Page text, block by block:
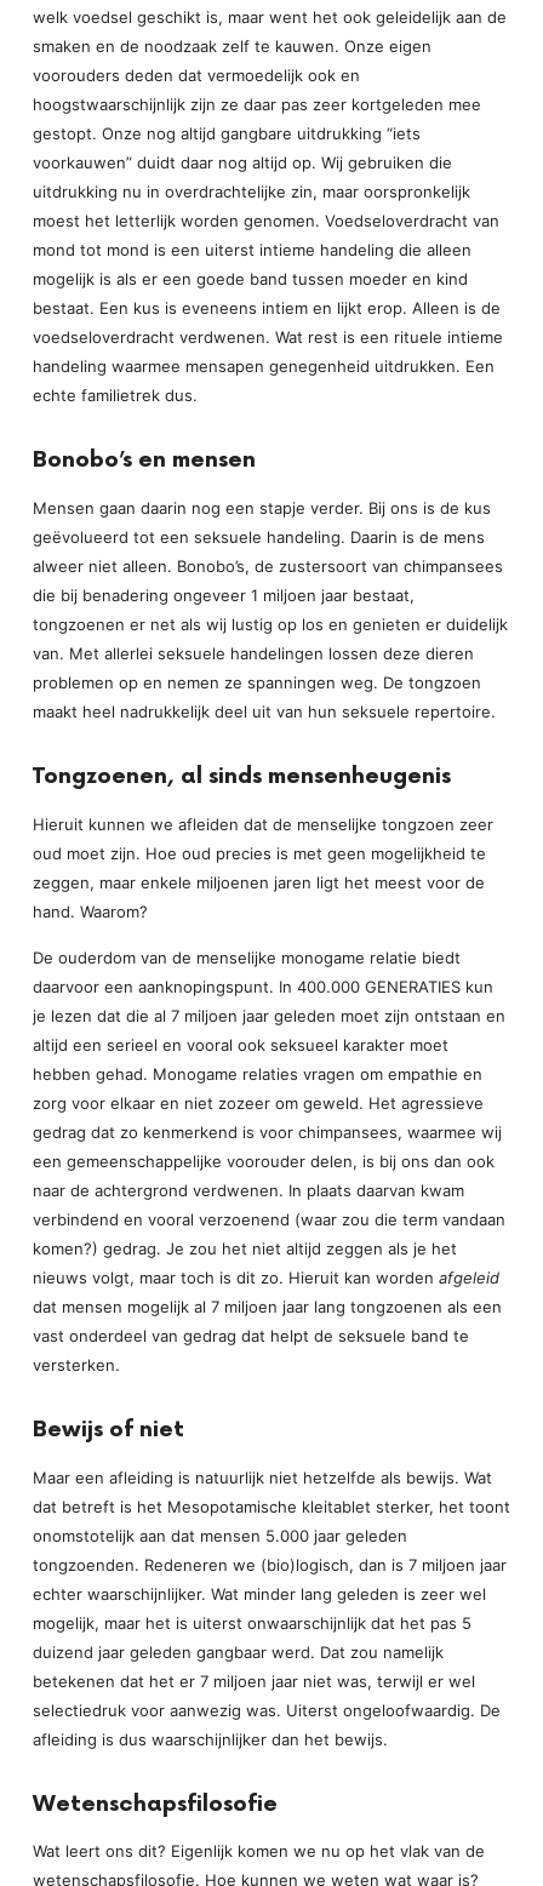
welk voedsel geschikt is, maar went het ook geleidelijk aan de
smaken en de noodzaak zelf te kauwen. Onze eigen
voorouders deden dat vermoedelijk ook en
hoogstwaarschijnlijk zijn ze daar pas zeer kortgeleden mee
gestopt. Onze nog altijd gangbare uitdrukking “iets
voorkauwen” duidt daar nog altijd op. Wij gebruiken die
uitdrukking nu in overdrachtelijke zin, maar oorspronkelijk
moest het letterlijk worden genomen. Voedseloverdracht van
mond tot mond is een uiterst intieme handeling die alleen
mogelijk is als er een goede band tussen moeder en kind
bestaat. Een kus is eveneens intiem en lijkt erop. Alleen is de
voedseloverdracht verdwenen. Wat rest is een rituele intieme
handeling waarmee mensapen genegenheid uitdrukken. Een
echte familietrek dus.
Bonobo’s en mensen
Mensen gaan daarin nog een stapje verder. Bij ons is de kus
geëvolueerd tot een seksuele handeling. Daarin is de mens
alweer niet alleen. Bonobo’s, de zustersoort van chimpansees
die bij benadering ongeveer 1 miljoen jaar bestaat,
tongzoenen er net als wij lustig op los en genieten er duidelijk
van. Met allerlei seksuele handelingen lossen deze dieren
problemen op en nemen ze spanningen weg. De tongzoen
maakt heel nadrukkelijk deel uit van hun seksuele repertoire.
Tongzoenen, al sinds mensenheugenis
Hieruit kunnen we afleiden dat de menselijke tongzoen zeer
oud moet zijn. Hoe oud precies is met geen mogelijkheid te
zeggen, maar enkele miljoenen jaren ligt het meest voor de
hand. Waarom?
De ouderdom van de menselijke monogame relatie biedt
daarvoor een aanknopingspunt. In 400.000 GENERATIES kun
je lezen dat die al 7 miljoen jaar geleden moet zijn ontstaan en
altijd een serieel en vooral ook seksueel karakter moet
hebben gehad. Monogame relaties vragen om empathie en
zorg voor elkaar en niet zozeer om geweld. Het agressieve
gedrag dat zo kenmerkend is voor chimpansees, waarmee wij
een gemeenschappelijke voorouder delen, is bij ons dan ook
naar de achtergrond verdwenen. In plaats daarvan kwam
verbindend en vooral verzoenend (waar zou die term vandaan
komen?) gedrag. Je zou het niet altijd zeggen als je het
nieuws volgt, maar toch is dit zo. Hieruit kan worden afgeleid
dat mensen mogelijk al 7 miljoen jaar lang tongzoenen als een
vast onderdeel van gedrag dat helpt de seksuele band te
versterken.
Bewijs of niet
Maar een afleiding is natuurlijk niet hetzelfde als bewijs. Wat
dat betreft is het Mesopotamische kleitablet sterker, het toont
onomstotelijk aan dat mensen 5.000 jaar geleden
tongzoenden. Redeneren we (bio)logisch, dan is 7 miljoen jaar
echter waarschijnlijker. Wat minder lang geleden is zeer wel
mogelijk, maar het is uiterst onwaarschijnlijk dat het pas 5
duizend jaar geleden gangbaar werd. Dat zou namelijk
betekenen dat het er 7 miljoen jaar niet was, terwijl er wel
selectiedruk voor aanwezig was. Uiterst ongeloofwaardig. De
afleiding is dus waarschijnlijker dan het bewijs.
Wetenschapsfilosofie
Wat leert ons dit? Eigenlijk komen we nu op het vlak van de
wetenschapsfilosofie. Hoe kunnen we weten wat waar is?